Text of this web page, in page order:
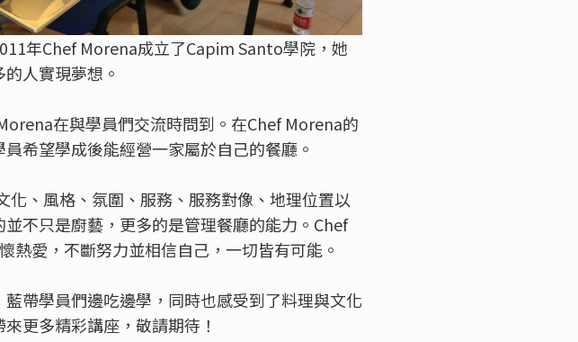
年Chef Morena成立了Capim Santo學院，她
人實現夢想。
在與學員們交流時問到。在Chef Morena的
希望學成後能經營一家屬於自己的餐廳。
、風格、氛圍、服務、服務對像、地理位置以
不只是廚藝，更多的是管理餐廳的能力。Chef
熱愛，不斷努力並相信自己，一切皆有可能。
帶學員們邊吃邊學，同時也感受到了料理與文化
更多精彩講座，敬請期待！